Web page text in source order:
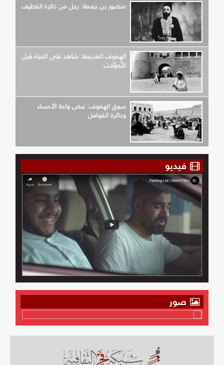
منصور بن جمعة: رجل من ذاكرة القطيف
الهفوف القديمة: شاهد على الحياة قبل
التّحوّلات
سوق الهفوف: نبض واحة الأحساء
وذاكرة القوافل
فيديو
صور